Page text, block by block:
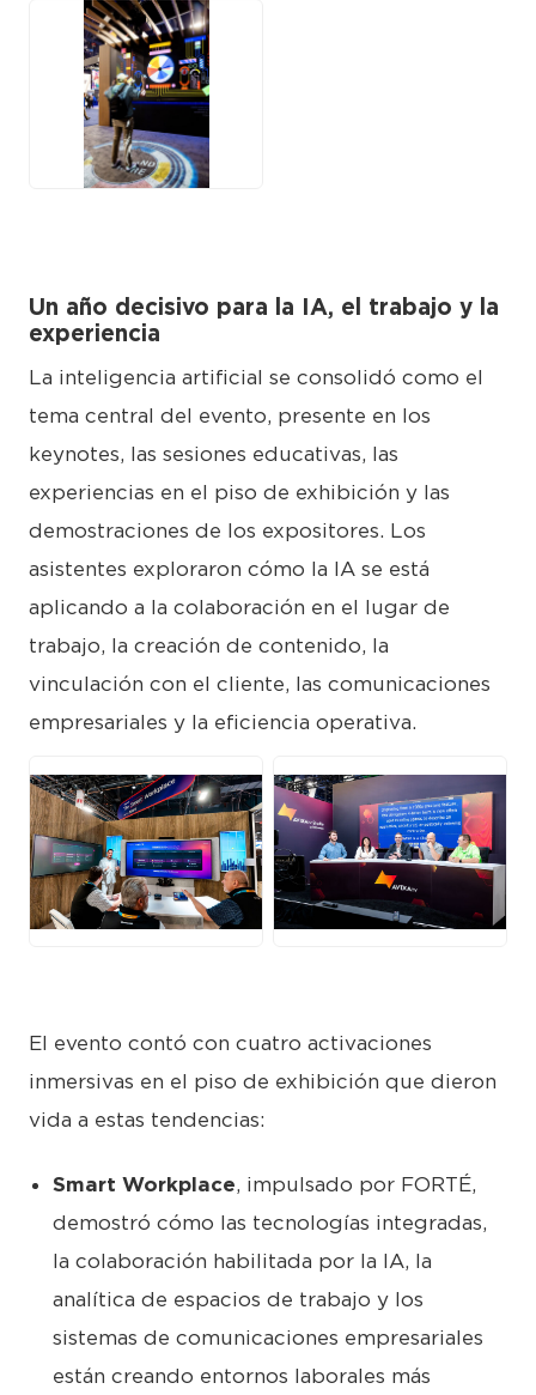
JPG
Un año decisivo para la IA, el trabajo y la
experiencia
La inteligencia artificial se consolidó como el
tema central del evento, presente en los
keynotes, las sesiones educativas, las
experiencias en el piso de exhibición y las
demostraciones de los expositores. Los
asistentes exploraron cómo la IA se está
aplicando a la colaboración en el lugar de
trabajo, la creación de contenido, la
vinculación con el cliente, las comunicaciones
empresariales y la eficiencia operativa.
JPG
El evento contó con cuatro activaciones
inmersivas en el piso de exhibición que dieron
vida a estas tendencias:
Smart Workplace, impulsado por FORTÉ,
demostró cómo las tecnologías integradas,
la colaboración habilitada por la IA, la
analítica de espacios de trabajo y los
sistemas de comunicaciones empresariales
están creando entornos laborales más